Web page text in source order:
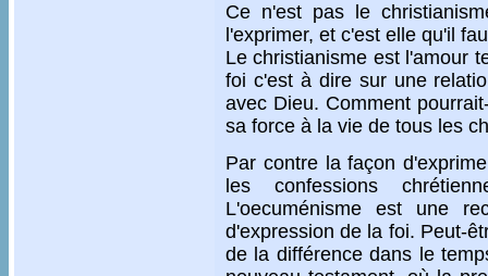
Ce n'est pas le
l'exprimer, et c'est elle qu'il
Le christianisme est l'amour
foi c'est à dire sur une
avec Dieu. Comment
sa force à la vie de tous les
Par contre la façon
les confessions
L'oecuménisme est une
d'expression de la foi. Peut-
de la différence dans le